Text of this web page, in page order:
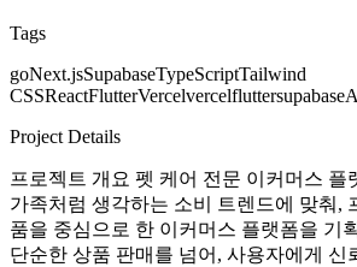
Tags
goNext.jsSupabaseTypeScriptTailwind
CSSReactFlutterVercelvercelfluttersupabase
Project Details
프로젝트 개요 펫 케어 전문 이커머스 플
가족처럼 생각하는 소비 트렌드에 맞춰,
품을 중심으로 한 이커머스 플랫폼을 기
단순한 상품 판매를 넘어, 사용자에게 신